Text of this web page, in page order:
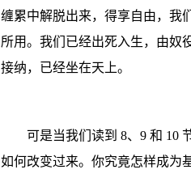
缠累中解脱出来，得享自由，我
所用。我们已经出死入生，由奴
接纳，已经坐在天上。
可是当我们读到 8、9 和 10
如何改变过来。你究竟怎样成为